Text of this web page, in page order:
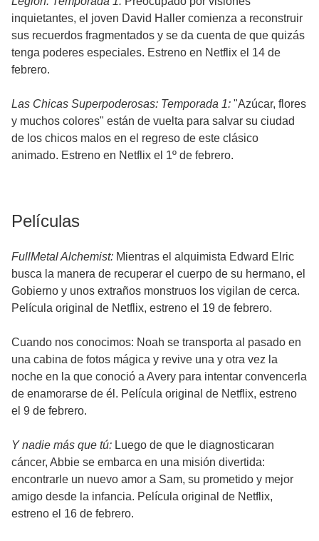
inquietantes, el joven David Haller comienza a reconstruir
sus recuerdos fragmentados y se da cuenta de que quizás
tenga poderes especiales. Estreno en Netflix el 14 de
febrero.
Las Chicas Superpoderosas: Temporada 1: "Azúcar, flores
y muchos colores" están de vuelta para salvar su ciudad
de los chicos malos en el regreso de este clásico
animado. Estreno en Netflix el 1º de febrero.
Películas
FullMetal Alchemist: Mientras el alquimista Edward Elric
busca la manera de recuperar el cuerpo de su hermano, el
Gobierno y unos extraños monstruos los vigilan de cerca.
Película original de Netflix, estreno el 19 de febrero.
Cuando nos conocimos: Noah se transporta al pasado en
una cabina de fotos mágica y revive una y otra vez la
noche en la que conoció a Avery para intentar convencerla
de enamorarse de él. Película original de Netflix, estreno
el 9 de febrero.
Y nadie más que tú: Luego de que le diagnosticaran
cáncer, Abbie se embarca en una misión divertida:
encontrarle un nuevo amor a Sam, su prometido y mejor
amigo desde la infancia. Película original de Netflix,
estreno el 16 de febrero.